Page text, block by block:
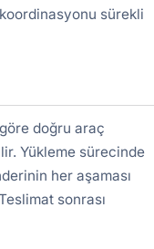
sürekli
doğru araç
Yükleme sürecinde
her aşaması
sonrası